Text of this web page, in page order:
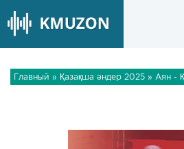
Главный » Қазақша әндер 2025 » Аян -